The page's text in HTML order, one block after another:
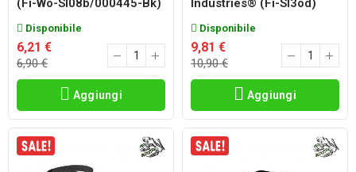
(fi-Wo-Sl08b/000445-Bk)
Disponibile
6,21 €
6,90 €
Aggiungi
Industries® (fi-Sl3od)
Disponibile
9,81 €
10,90 €
Aggiungi